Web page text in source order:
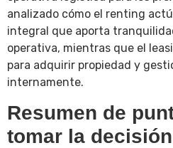
analizado cómo el renting
integral que aporta
operativa, mientras que el
para adquirir propiedad y
internamente.
Resumen de
tomar la